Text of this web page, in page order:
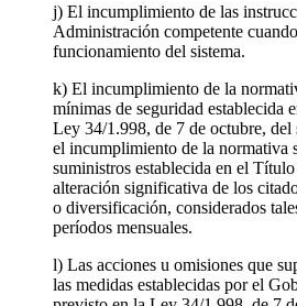
j) El incumplimiento de las
Administración competente
funcionamiento del sistema.
k) El incumplimiento de la
mínimas de seguridad
Ley 34/1.998, de 7 de octubre,
el incumplimiento de la normativa
suministros establecida en el
alteración significativa de los
o diversificación, considerados
períodos mensuales.
l) Las acciones u omisiones que
las medidas establecidas por el